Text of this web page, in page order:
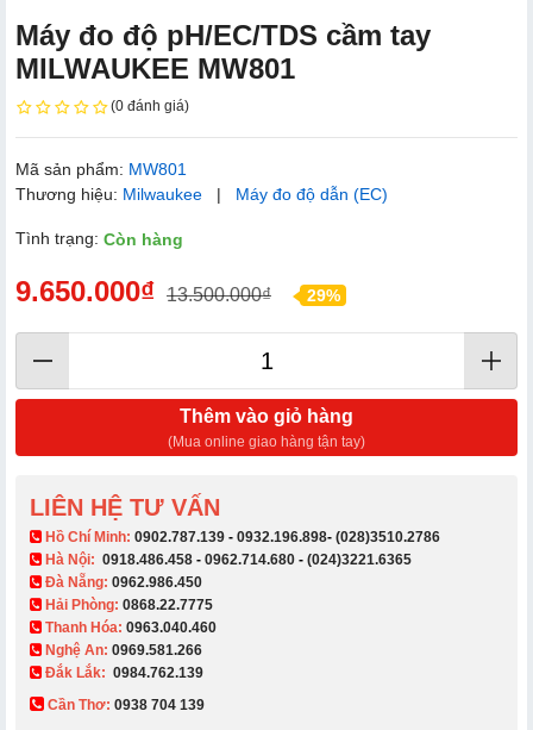
Máy đo độ pH/EC/TDS cầm tay
MILWAUKEE MW801
(0 đánh giá)
Mã sản phẩm: MW801
Thương hiệu: Milwaukee | Máy đo độ dẫn (EC)
Tình trạng: Còn hàng
9.650.000₫ 13.500.000₫ 29%
Thêm vào giỏ hàng
(Mua online giao hàng tận tay)
LIÊN HỆ TƯ VẤN
​ Hồ Chí Minh: 0902.787.139 - 0932.196.898- (028)3510.2786
Hà Nội: 0918.486.458 - 0962.714.680 - (024)3221.6365
Đà Nẵng: 0962.986.450
Hải Phòng: 0868.22.7775
Thanh Hóa: 0963.040.460
Nghệ An: 0969.581.266
Đắk Lắk: 0984.762.139
Cần Thơ: 0938 704 139​